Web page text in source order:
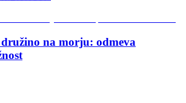
na morju: odmeva